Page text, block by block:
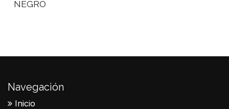
NEGRO
Navegación
Inicio